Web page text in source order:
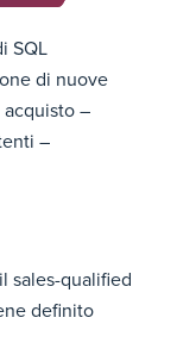
SQL
di nuove
–
–
sales-qualified
definito